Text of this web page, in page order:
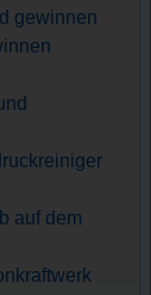
gewinnen
auf dem